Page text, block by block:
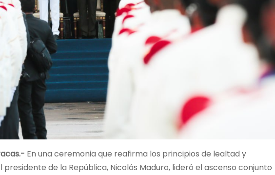
En una ceremonia que reafirma los principios de lealtad y
de la República, Nicolás Maduro, lideró el ascenso conjunto